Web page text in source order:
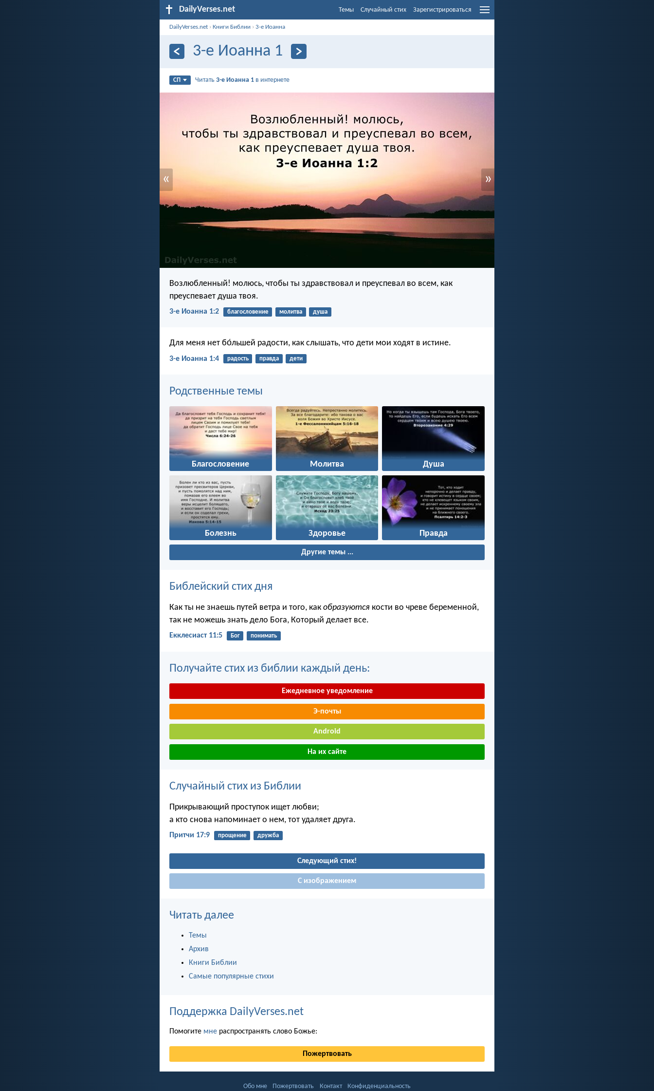
DailyVerses.net Темы Случайный стих Зарегистрироваться
DailyVerses.net ›Книги Библии ›3-е Иоанна
3-е Иоанна 1
СП Читать3-е Иоанна 1 в интернете
« »
Возлюбленный! молюсь, чтобы ты здравствовал и преуспевал во всем, как
преуспевает душа твоя.
3-е Иоанна 1:2 благословение молитва душа
Для меня нет бо́льшей радости, как слышать, что дети мои ходят в истине.
3-е Иоанна 1:4 радость правда дети
Родственные темы
Благословение Молитва Душа
Болезнь Здоровье Правда
Другие темы ...
Библейский стих дня
Как ты не знаешь путей ветра и того, как образуются кости во чреве беременной,
так не можешь знать дело Бога, Который делает все.
Екклесиаст 11:5 Бог понимать
Получайте стих из библии каждый день:
Ежедневное уведомление
Э-почты
Android
На их сайте
Случайный стих из Библии
Прикрывающий проступок ищет любви;
а кто снова напоминает о нем, тот удаляет друга.
Притчи 17:9 прощение дружба
Следующий стих!
С изображением
Читать далее
Темы
Архив
Книги Библии
Самые популярные стихи
Поддержка DailyVerses.net
Помогите мне распространять слово Божье:
Пожертвовать
Обо мне Пожертвовать Контакт Конфиденциальность